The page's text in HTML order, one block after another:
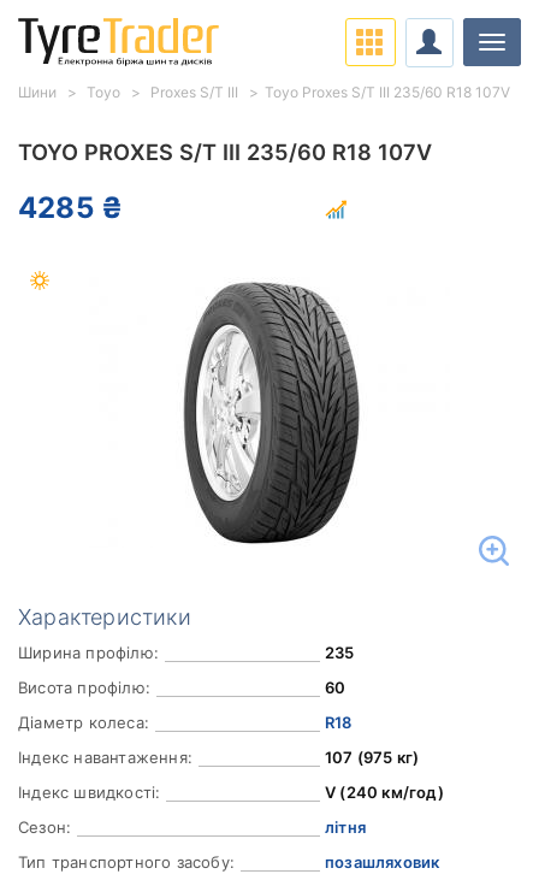
TOYO PROXES S/T III 235/60 R18 107V
4285 ₴
Характеристики
Ширина профілю:
235
Висота профілю:
60
Діаметр колеса:
R18
Індекс навантаження:
107 (975 кг)
Індекс швидкості:
V (240 км/год)
Сезон:
літня
Тип транспортного засобу:
позашляховик
Шини Toyo Proxes S/T III Toyo Proxes S/T III 235/60 R18 107V